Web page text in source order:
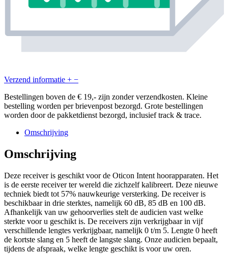
Verzend informatie + −
Bestellingen boven de € 19,- zijn zonder verzendkosten. Kleine
bestelling worden per brievenpost bezorgd. Grote bestellingen
worden door de pakketdienst bezorgd, inclusief track & trace.
Omschrijving
Omschrijving
Deze receiver is geschikt voor de Oticon Intent hoorapparaten. Het
is de eerste receiver ter wereld die zichzelf kalibreert. Deze nieuwe
techniek biedt tot 57% nauwkeurige versterking. De receiver is
beschikbaar in drie sterktes, namelijk 60 dB, 85 dB en 100 dB.
Afhankelijk van uw gehoorverlies stelt de audicien vast welke
sterkte voor u geschikt is. De receivers zijn verkrijgbaar in vijf
verschillende lengtes verkrijgbaar, namelijk 0 t/m 5. Lengte 0 heeft
de kortste slang en 5 heeft de langste slang. Onze audicien bepaalt,
tijdens de afspraak, welke lengte geschikt is voor uw oren.